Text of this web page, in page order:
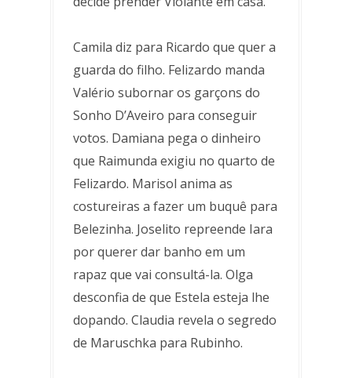
Camila diz para Ricardo que quer a
guarda do filho. Felizardo manda
Valério subornar os garçons do
Sonho D’Aveiro para conseguir
votos. Damiana pega o dinheiro
que Raimunda exigiu no quarto de
Felizardo. Marisol anima as
costureiras a fazer um buquê para
Belezinha. Joselito repreende Iara
por querer dar banho em um
rapaz que vai consultá-la. Olga
desconfia de que Estela esteja lhe
dopando. Claudia revela o segredo
de Maruschka para Rubinho.